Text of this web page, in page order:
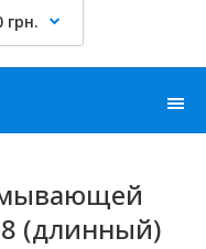
грн.
(длинный)